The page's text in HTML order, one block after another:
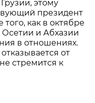
этому
президент
как в октябре
и Абхазии
в отношениях.
от
стремится к